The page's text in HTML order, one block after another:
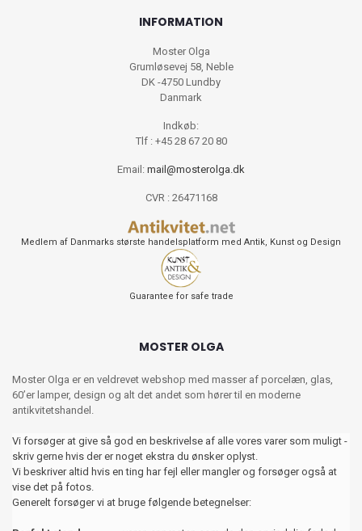
INFORMATION
Moster Olga
Grumløsevej 58, Neble
DK -4750 Lundby
Danmark
Indkøb:
Tlf : +45 28 67 20 80
Email: mail@mosterolga.dk
CVR : 26471168
Medlem af Danmarks største handelsplatform med Antik, Kunst og Design
Guarantee for safe trade
MOSTER OLGA
Moster Olga er en veldrevet webshop med masser af porcelæn, glas,
60’er lamper, design og alt det andet som hører til en moderne
antikvitetshandel.
Vi forsøger at give så god en beskrivelse af alle vores varer som muligt -
skriv gerne hvis der er noget ekstra du ønsker oplyst.
Vi beskriver altid hvis en ting har fejl eller mangler og forsøger også at
vise det på fotos.
Generelt forsøger vi at bruge følgende betegnelser: